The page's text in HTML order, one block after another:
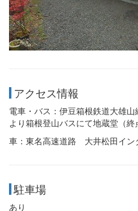
アクセス情報
電車・バス：伊豆箱根鉄道大雄
より箱根登山バスにて地蔵堂（終
車：東名高速道路 大井松田イ
駐車場
あり